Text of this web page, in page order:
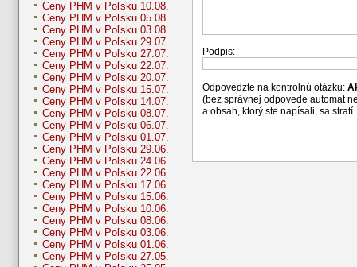
Ceny PHM v Poľsku 10.08.
Ceny PHM v Poľsku 05.08.
Ceny PHM v Poľsku 03.08.
Ceny PHM v Poľsku 29.07.
Ceny PHM v Poľsku 27.07.
Ceny PHM v Poľsku 22.07.
Ceny PHM v Poľsku 20.07.
Ceny PHM v Poľsku 15.07.
Ceny PHM v Poľsku 14.07.
Ceny PHM v Poľsku 08.07.
Ceny PHM v Poľsku 06.07.
Ceny PHM v Poľsku 01.07.
Ceny PHM v Poľsku 29.06.
Ceny PHM v Poľsku 24.06.
Ceny PHM v Poľsku 22.06.
Ceny PHM v Poľsku 17.06.
Ceny PHM v Poľsku 15.06.
Ceny PHM v Poľsku 10.06.
Ceny PHM v Poľsku 08.06.
Ceny PHM v Poľsku 03.06.
Ceny PHM v Poľsku 01.06.
Ceny PHM v Poľsku 27.05.
Podpis:
Odpovedzte na kontrolnú otázku:
(bez správnej odpovede automat
a obsah, ktorý ste napísali, sa